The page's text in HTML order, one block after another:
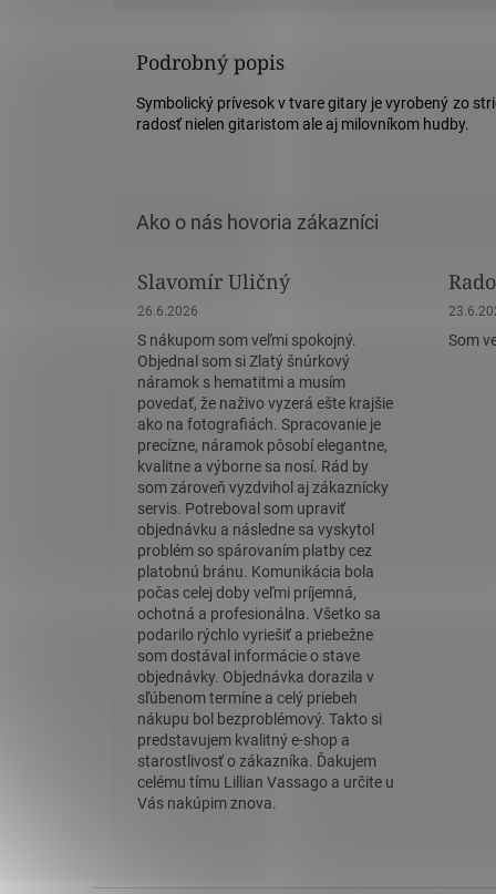
Podrobný popis
Symbolický prívesok v tvare gitary je vyrobený zo
radosť nielen gitaristom ale aj milovníkom hudby.
Slavomír Uličný
Hodnotenie obchodu je 5 z 5 hviezdičiek.
26.6.2026
S nákupom som veľmi spokojný.
Objednal som si Zlatý šnúrkový
náramok s hematitmi a musím
povedať, že naživo vyzerá ešte krajšie
ako na fotografiách. Spracovanie je
precízne, náramok pôsobí elegantne,
kvalitne a výborne sa nosí. Rád by
som zároveň vyzdvihol aj zákaznícky
servis. Potreboval som upraviť
objednávku a následne sa vyskytol
problém so spárovaním platby cez
platobnú bránu. Komunikácia bola
počas celej doby veľmi príjemná,
ochotná a profesionálna. Všetko sa
podarilo rýchlo vyriešiť a priebežne
som dostával informácie o stave
objednávky. Objednávka dorazila v
sľúbenom termíne a celý priebeh
nákupu bol bezproblémový. Takto si
predstavujem kvalitný e-shop a
starostlivosť o zákazníka. Ďakujem
celému tímu Lillian Vassago a určite u
Vás nakúpim znova.
Som